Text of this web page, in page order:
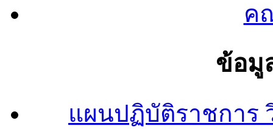
ค
ข้อมู
แผนปฏิบัติราชการ